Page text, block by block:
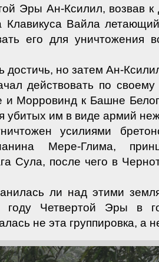
Эры Ан-Ксилил, возвав
Клавикуса Вайла
его для уничтожения
достичь, но затем Ан-
действовать по
и Морровинд к Башне
убитых им в виде армий
усилиями
Мере-Глима,
Сула, после чего в
ли над этими
году Четвертой Эры в
не эта группировка, а